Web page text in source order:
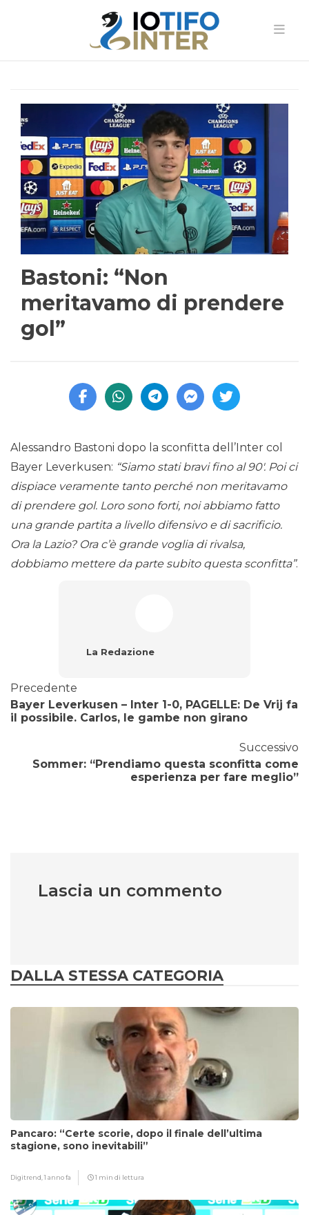
Bastoni: “Non
meritavamo di prendere
gol”
Alessandro Bastoni dopo la sconfitta dell’Inter col
Bayer Leverkusen: “Siamo stati bravi fino al 90′. Poi ci
dispiace veramente tanto perché non meritavamo
di prendere gol. Loro sono forti, noi abbiamo fatto
una grande partita a livello difensivo e di sacrificio.
Ora la Lazio? Ora c’è grande voglia di rivalsa,
dobbiamo mettere da parte subito questa sconfitta”.
La Redazione
Precedente
Bayer Leverkusen – Inter 1-0, PAGELLE: De Vrij fa
il possibile. Carlos, le gambe non girano
Successivo
Sommer: “Prendiamo questa sconfitta come
esperienza per fare meglio”
Lascia un commento
DALLA STESSA CATEGORIA
Pancaro: “Certe scorie, dopo il finale dell’ultima
stagione, sono inevitabili”
Digitrend,1 anno fa 1 min di lettura